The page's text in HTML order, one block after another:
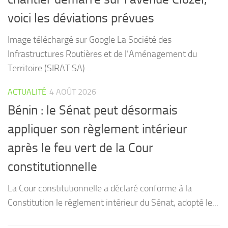
voici les déviations prévues
Image téléchargé sur Google La Société des
Infrastructures Routières et de l’Aménagement du
Territoire (SIRAT SA)...
ACTUALITÉ 4 AOÛT 2026
Bénin : le Sénat peut désormais
appliquer son règlement intérieur
après le feu vert de la Cour
constitutionnelle
La Cour constitutionnelle a déclaré conforme à la
Constitution le règlement intérieur du Sénat, adopté le...